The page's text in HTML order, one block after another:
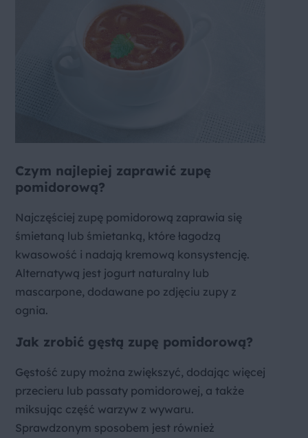
Czym najlepiej zaprawić zupę
pomidorową?
Najczęściej zupę pomidorową zaprawia się
śmietaną lub śmietanką, które łagodzą
kwasowość i nadają kremową konsystencję.
Alternatywą jest jogurt naturalny lub
mascarpone, dodawane po zdjęciu zupy z
ognia.
Jak zrobić gęstą zupę pomidorową?
Gęstość zupy można zwiększyć, dodając więcej
przecieru lub passaty pomidorowej, a także
miksując część warzyw z wywaru.
Sprawdzonym sposobem jest również